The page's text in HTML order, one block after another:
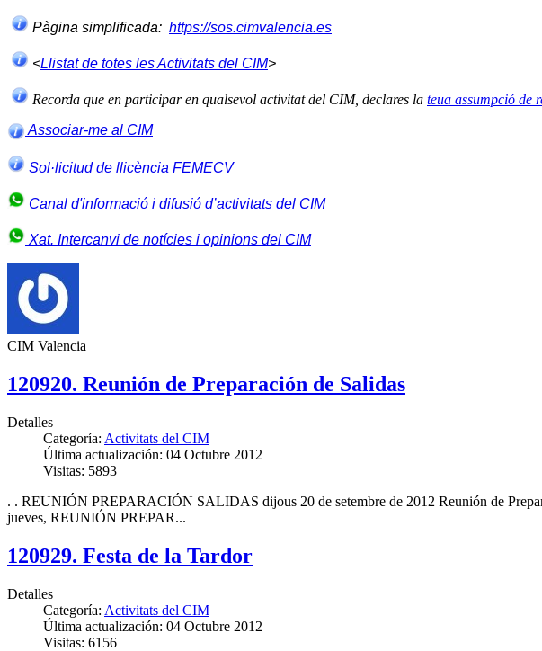
Pàgina simplificada: https://sos.cimvalencia.es
<Llistat de totes les Activitats del CIM>
Recorda que en participar en qualsevol activitat del CIM, declares la teua assumpció de
Associar-me al CIM
Sol·licitud de llicència FEMECV
Canal d'informació i difusió d’activitats del CIM
Xat. Intercanvi de notícies i opinions del CIM
CIM Valencia
120920. Reunión de Preparación de Salidas
Detalles
Categoría: Activitats del CIM
Última actualización: 04 Octubre 2012
Visitas: 5893
. . REUNIÓN PREPARACIÓN SALIDAS dijous 20 de setembre de 2012 Reunión de
jueves, REUNIÓN PREPAR...
120929. Festa de la Tardor
Detalles
Categoría: Activitats del CIM
Última actualización: 04 Octubre 2012
Visitas: 6156